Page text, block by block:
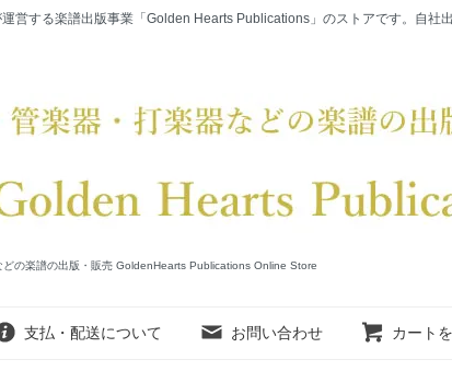
営する楽譜出版事業「Golden Hearts Publications」のストアです。自社
どの楽譜の出版・販売 GoldenHearts Publications Online Store
支払・配送について お問い合わせ カート